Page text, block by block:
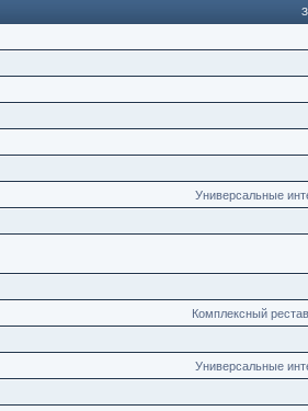
Универсальные
Комплексный
Универсальные